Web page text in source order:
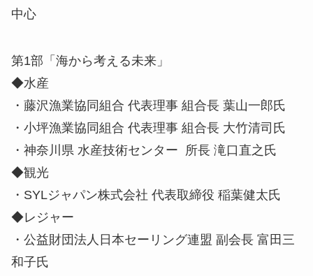
中心
第1部「海から考える未来」
◆水産
・藤沢漁業協同組合 代表理事 組合長 葉山一郎氏
・小坪漁業協同組合 代表理事 組合長 大竹清司氏
・神奈川県 水産技術センター 所長 滝口直之氏
◆観光
・SYLジャパン株式会社 代表取締役 稲葉健太氏
◆レジャー
・公益財団法人日本セーリング連盟 副会長 富田三
和子氏